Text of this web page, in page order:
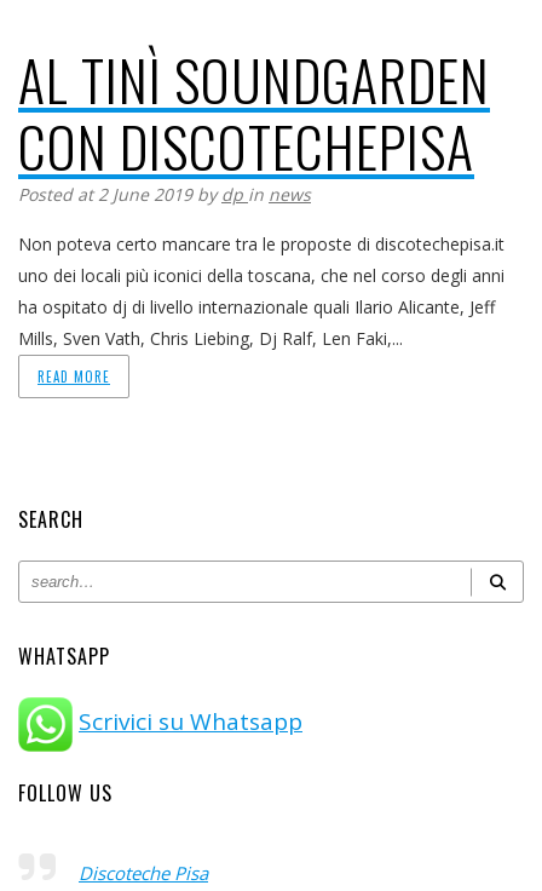
AL TINÌ SOUNDGARDEN
CON DISCOTECHEPISA
Posted at 2 June 2019 bydp in news
Non poteva certo mancare tra le proposte di discotechepisa.it
uno dei locali più iconici della toscana, che nel corso degli anni
ha ospitato dj di livello internazionale quali Ilario Alicante, Jeff
Mills, Sven Vath, Chris Liebing, Dj Ralf, Len Faki,...
READ MORE
SEARCH
WHATSAPP
Scrivici su Whatsapp
FOLLOW US
Discoteche Pisa